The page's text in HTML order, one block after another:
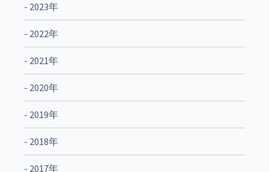
- 2023年
- 2022年
- 2021年
- 2020年
- 2019年
- 2018年
- 2017年